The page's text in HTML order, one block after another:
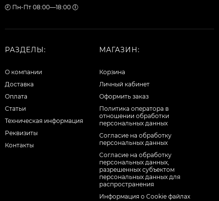
🕗 Пн-Пт 08:00—18:00 🕕
РАЗДЕЛЫ:
О компании
Доставка
Оплата
Статьи
Техническая информация
Реквизиты
Контакты
МАГАЗИН:
Корзина
Личный кабинет
Оформить заказ
Политика оператора в
отношении обработки
персональных данных
Согласие на обработку
персональных данных
Cогласие на обработку
персональных данных,
разрешенных субъектом
персональных данных для
распространения
Информация о Cookie файлах